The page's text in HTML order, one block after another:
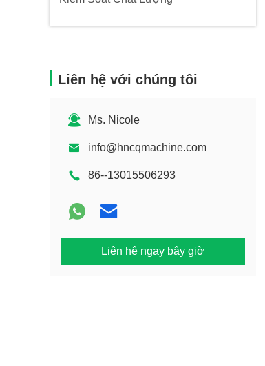
Liên hệ với chúng tôi
Ms. Nicole
info@hncqmachine.com
86--13015506293
Liên hệ ngay bây giờ